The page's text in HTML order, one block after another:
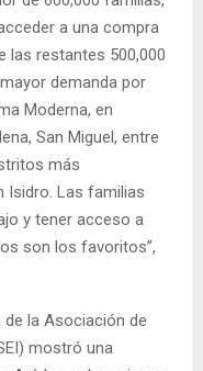
a una compra
las restantes 500,000
demanda por
Moderna, en
San Miguel, entre
más
Isidro. Las familias
y tener acceso a
son los favoritos”,
la Asociación de
mostró una